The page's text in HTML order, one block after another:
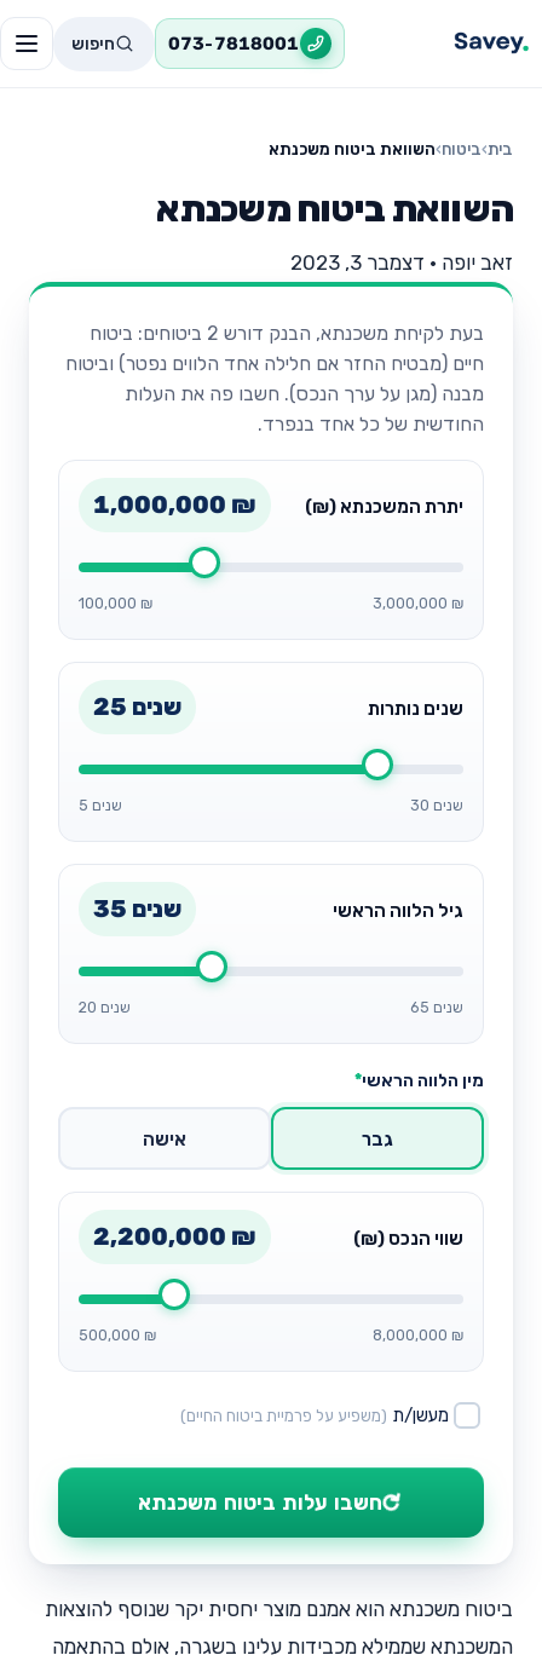
073-7818001 חיפוש
בית›ביטוח›השוואת ביטוח משכנתא
השוואת ביטוח משכנתא
זאב יופה • דצמבר 3, 2023
בעת לקיחת משכנתא, הבנק דורש 2 ביטוחים: ביטוח
חיים (מבטיח החזר אם חלילה אחד הלווים נפטר) וביטוח
מבנה (מגן על ערך הנכס). חשבו פה את העלות
החודשית של כל אחד בנפרד.
יתרת המשכנתא (₪) 1,000,000 ₪
100,000 ₪ 3,000,000 ₪
שנים נותרות 25 שנים
5 שנים 30 שנים
גיל הלווה הראשי 35 שנים
20 שנים 65 שנים
מין הלווה הראשי*
גבר אישה
שווי הנכס (₪) 2,200,000 ₪
500,000 ₪ 8,000,000 ₪
מעשן/ת (משפיע על פרמיית ביטוח החיים)
⟳חשבו עלות ביטוח משכנתא
ביטוח משכנתא הוא אמנם מוצר יחסית יקר שנוסף להוצאות
המשכנתא שממילא מכבידות עלינו בשגרה, אולם בהתאמה